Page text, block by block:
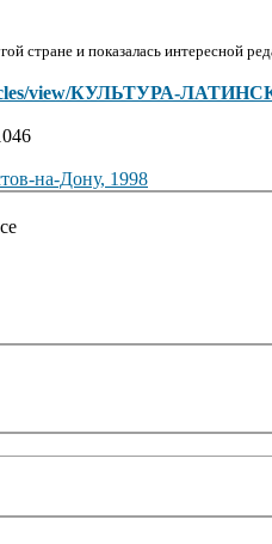
стране и показалась интересной
view/КУЛЬТУРА-
на-Дону, 1998